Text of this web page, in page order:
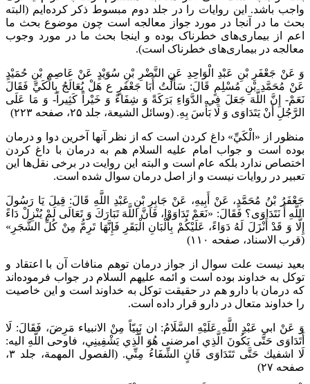
واجب باشد. این روایات را در جلد دوم مبسوط ذکر کرده‌ایم (البته
بحث ما در آنجا در مورد جواز معالجه است چون موضوع بحث ما
اعم از بیماری‌های خطرناک بوده و اینجا بحث ما در مورد وجوب
معالجه در بیماری‌های خطرناک است).
وَ عَنْ جَعْفَرِ بْنِ عَبْدِ الْوَاحِدِ عَنِ النَّضْرِ بْنِ سُوَيْدٍ عَنْ عَاصِمِ بْنِ حُمَيْدٍ
عَنْ مُحَمَّدِ بْنِ مُسْلِمٍ قَالَ: سَأَلْتُ أَبَا جَعْفَرٍ ع هَلْ يُعَالَجُ بِالْكَيِّ فَقَالَ
نَعَمْ- إِنَّ اللَّهَ جَعَلَ فِي الدَّوَاءِ بَرَكَةً وَ شِفَاءً وَ خَيْراً كَثِيراً- وَ مَا عَلَى
الرَّجُلِ أَنْ يَتَدَاوَى وَ لَا بَأْسَ بِهِ. (وسائل الشیعة، جلد ۲۵، صفحه ۲۲۳)
منظور از «الْكَيِّ» داغ کردن است که از نظر آنها آخرین دوا و درمان
بوده است و جواب امام علیه السلام هم به درمان با داغ کردن
اختصاص ندارد بلکه عام است و البته این روایت در برخی نقل‌ها این
تعبیر در روایات نیست و از اصل درمان سوال شده است.
جَعْفَرُ بْنُ مُحَمَّدٍ، عَنْ أَبِيهِ، عَنْ جَابِرِ بْنِ عَبْدِ اللَّهِ قَالَ: قِيلَ يَا رَسُولَ
اللَّهِ أَ نَتَدَاوَى؟ فَقَالَ: «نَعَمْ تَدَاوَوْا، فَانَّ اللَّهَ تَبَارَكَ وَ تَعَالَى لَمْ يُنْزِلْ دَاءً
إِلَّا وَ قَدْ أَنْزَلَ لَهُ دَوَاءً، عَلَيْكُمْ بِأَلْبَانِ الْبَقَرِ فَإِنَّهَا تَرِمُّ مِنْ كُلِّ الشَّجَرِ»
(قرب الاسناد، صفحه ۱۱۰)
بعید نیست علت سوال از جواز درمان توهم منافات آن با اعتقاد و
توکل به خداوند بوده است و ائمه علیهم السلام در جواب فرموده‌اند
که درمان با دارو هم در حقیقت توکل به خداوند است و این خاصیت
را خداوند متعال در دارو قرار داده است.
وَ عَنْ ابي عَبْدِ اللَّهِ عَلَيْهِ السَّلَامُ: ان نَبِيّاً مِنْ الانبياء مَرِضَ، فَقَالَ: لَا
أَتَدَاوَى حَتَّى يَكُونَ الَّذِي امرضنى هُوَ الَّذِي يَشْفِينِي، فاوحى اللَّهِ اليه:
لَا اشفيك حَتَّى تَتَدَاوَى فَانٍ الشِّفَاءُ مِنِّي. (الفصول المهمة، جلد ۳،
صفحه ۲۷)